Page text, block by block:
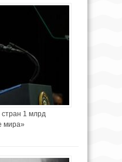
1 млрд
мира»